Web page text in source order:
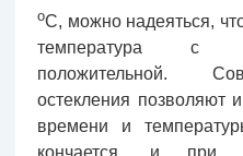
оС, можно надеяться,
температура с
положительной.
остекления позволяют
времени и
кончается, и при